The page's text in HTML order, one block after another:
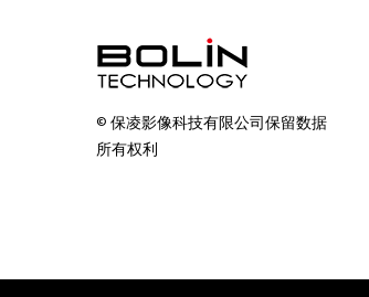
© 保凌影像科技有限公司保留数据
所有权利